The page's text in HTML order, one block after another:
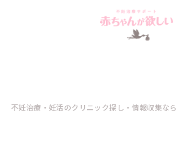
不妊治療・妊活のクリニック探し・情報収集な